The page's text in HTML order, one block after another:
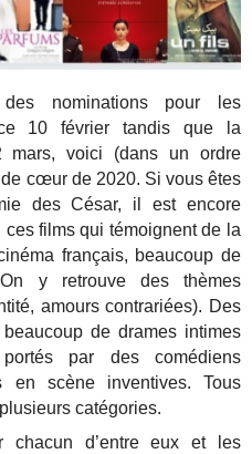
nominations pour les
10 février tandis que la
mars, voici (dans un ordre
cœur de 2020. Si vous êtes
des César, il est encore
films qui témoignent de la
français, beaucoup de
y retrouve des thèmes
amours contrariées). Des
de drames intimes
par des comédiens
en scène inventives. Tous
catégories.
chacun d’entre eux et les